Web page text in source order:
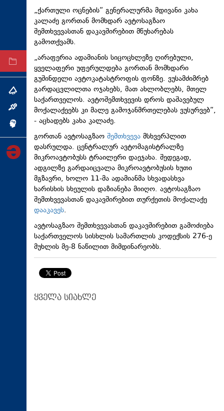
ტექნოლოგიები
ტაბლოიდი
არქივი
თემა
ინტერვიუ
ინქვიზიცია
„ქართული ოცნების“ გენერალურმა მდივანი კახა
კალაძე გორთან მომხდარ ავტოსაგზაო
შემთხვევასთან დაკავშირებით მწუხარებას
გამოთქვამს.
„არაფერია ადამიანის სიცოცხლეზე ღირებული,
ყველაფერი უფერულდება გორთან მომხდარი
გუშინდელი ავტოკატასტროფის ფონზე. ვუსამძიმრებ
გარდაცვლილთა ოჯახებს, მათ ახლობლებს, მთელ
საქართველოს. ავტოშემთხვევის დროს დაშავებულ
მოქალაქეებს კი მალე გამოჯანმრთელებას ვუსურვებ“,
- აცხადებს კახა კალაძე.
გორთან ავტოსაგზაო შემთხვევა მსხვერპლით
დასრულდა. ცენტრალურ ავტომაგისტრალზე
მიკროავტობუსს ტრაილერი დაეჯახა. შედეგად,
ადგილზე გარდაიცვალა მიკროავტობუსის ხუთი
მგზავრი, ხოლო 11-მა ადამიანმა სხვადასხვა
ხარისხის სხეულის დაზიანება მიიღო. ავტოსაგზაო
შემთხვევასთან დაკავშირებით თურქეთის მოქალაქე
დააკავეს.
ავტოსაგზაო შემთხვევასთან დაკავშირებით გამოძიება
საქართველოს სისხლის სამართლის კოდექსის 276-ე
მუხლის მე-8 ნაწილით მიმდინარეობს.
ყველა სიახლე